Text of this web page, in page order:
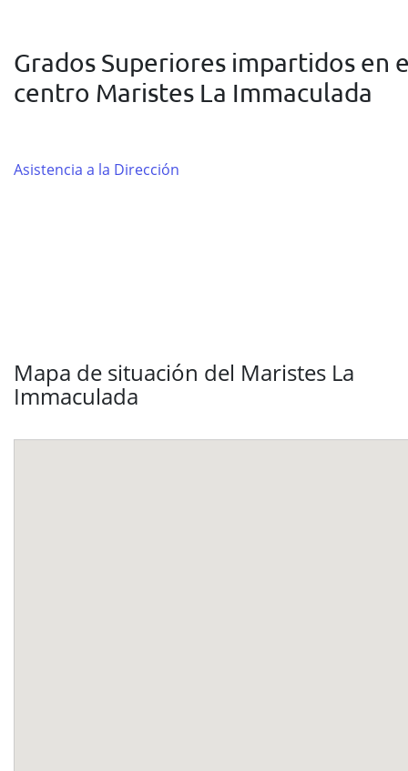
Grados Superiores impartidos en
centro Maristes La Immaculada
Asistencia a la Dirección
Mapa de situación del Maristes La
Immaculada